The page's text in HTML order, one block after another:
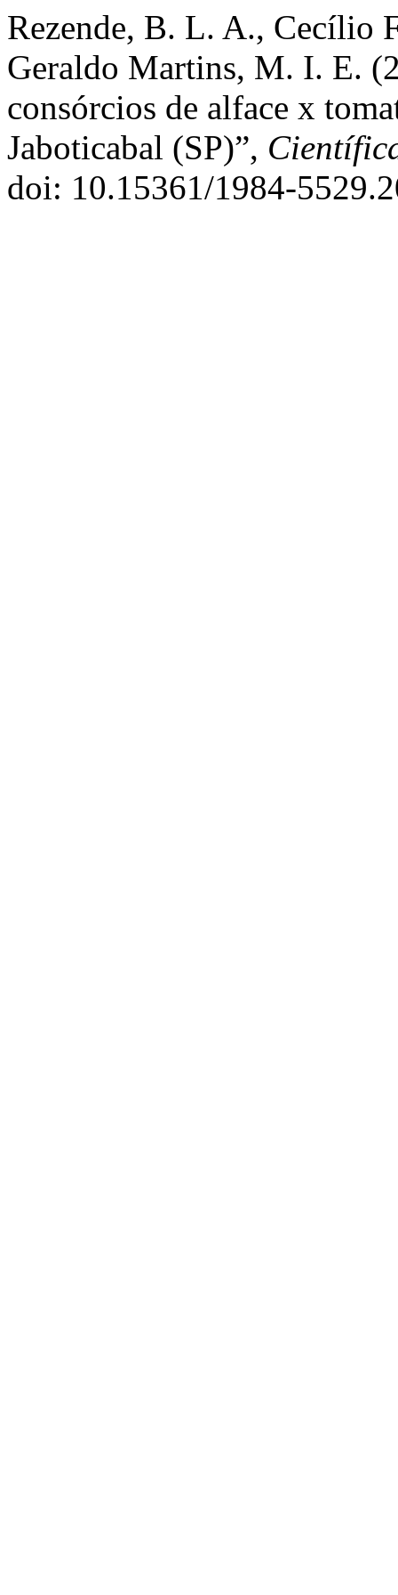
Rezende, B. L. A., Cecílio
Geraldo Martins, M. I. E.
consórcios de alface x
Jaboticabal (SP)”,
doi: 10.15361/1984-